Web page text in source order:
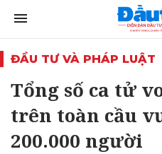
ĐẦU TƯ VÀ PHÁP LUẬT
Tổng số ca tử
trên toàn cầu
200.000 người